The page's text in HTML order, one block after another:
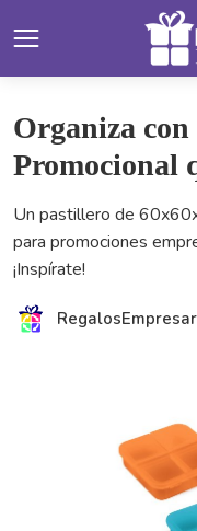
Organiza
Promocional
Un pastillero de
para promociones
¡Inspírate!